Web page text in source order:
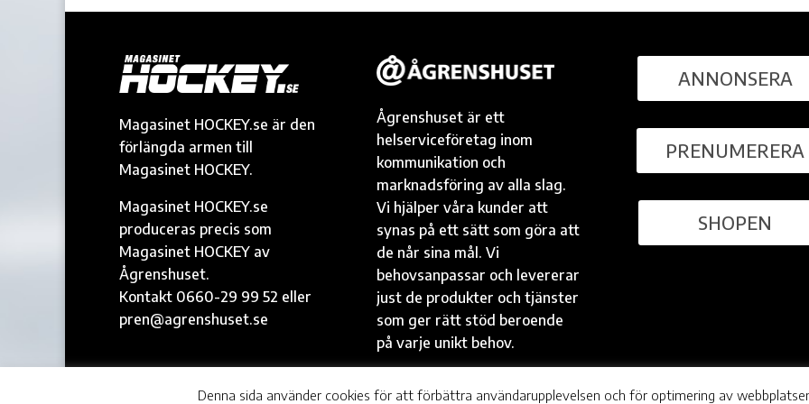
Magasinet HOCKEY.se är den
förlängda armen till
Magasinet HOCKEY.
Magasinet HOCKEY.se
produceras precis som
Magasinet HOCKEY av
Ågrenshuset.
Kontakt 0660-29 99 52 eller
pren@agrenshuset.se
Ågrenshuset är ett
helserviceföretag inom
kommunikation och
marknadsföring av alla slag.
Vi hjälper våra kunder att
synas på ett sätt som göra att
de når sina mål. Vi
behovsanpassar och levererar
just de produkter och tjänster
som ger rätt stöd beroende
på varje unikt behov.
ANNONSERA
PRENUMERERA
SHOPEN
© Ågrenshuset | agrenshuset.se
Denna sida använder cookies för att förbättra användarupplevelsen och för optimering av